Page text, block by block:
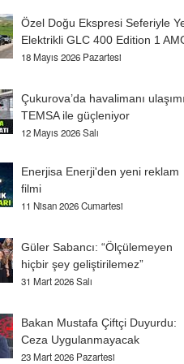
Özel Doğu Ekspresi Seferiyle
Elektrikli GLC 400 Edition 1
18 Mayıs 2026 Pazartesi
Çukurova’da havalimanı
TEMSA ile güçleniyor
12 Mayıs 2026 Salı
Enerjisa Enerji'den yeni reklam
filmi
11 Nisan 2026 Cumartesi
Güler Sabancı: “Ölçülemeyen
hiçbir şey geliştirilemez”
31 Mart 2026 Salı
Bakan Mustafa Çiftçi Duyurdu:
Ceza Uygulanmayacak
23 Mart 2026 Pazartesi